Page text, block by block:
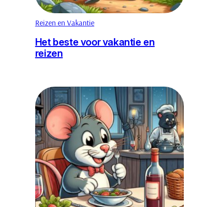
Reizen en Vakantie
Het beste voor vakantie en
reizen